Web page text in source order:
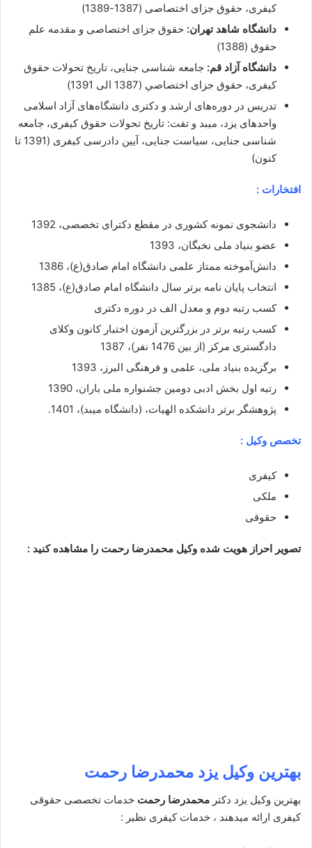
کیفری، حقوق جزای اختصاصی (1387-1389)
دانشگاه شاهد تهران: حقوق جزای اختصاصی و مقدمه علم
حقوق (1388)
دانشگاه آزاد قم: جامعه شناسی جنایی، تاریخ تحولات حقوق
کیفری، حقوق جزای اختصاصي (1387 الی 1391)
تدریس در دوره‌های ارشد و دکتری دانشگاه‌های آزاد اسلامی
واحدهای یزد، میبد و تفت: تاریخ تحولات حقوق کیفری، جامعه
شناسی جنایی، سیاست جنایی، آیین دادرسی کیفری (1391 تا
کنون)
افتخارات :
دانشجوی نمونه کشوری در مقطع دکترای تخصصی، 1392
عضو بنیاد ملی نخبگان، 1393
دانش‌آموخته ممتاز علمی دانشگاه امام صادق(ع)، 1386
انتخاب پایان نامه برتر سال دانشگاه امام صادق(ع)، 1385
کسب رتبه دوم و معدل الف در دوره دکتری
کسب رتبه برتر در بزرگترین آزمون اختبار کانون وکلای
دادگستری مرکز (از بین 1476 نفر)، 1387
برگزیده بنیاد ملی، علمی و فرهنگی البرز، 1393
رتبه اول بخش ادبی دومین جشنواره ملی باران، 1390
پژوهشگر برتر دانشکده الهیات، (دانشگاه میبد)، 1401.
تخصص وکیل :
کیفری
ملکی
حقوقی
تصویر احراز هویت شده وکیل محمدرضا رحمت را مشاهده کنید :
بهترین وکیل یزد محمدرضا رحمت
بهترین وکیل یزد دکتر محمدرضا رحمت خدمات تخصصی حقوقی
کیفری ارائه میدهند ، خدمات کیفری نظیر :